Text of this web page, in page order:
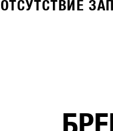
ОТСУТСТВИЕ